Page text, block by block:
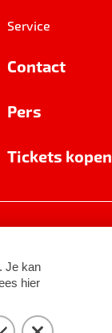
Service
Contact
Pers
Tickets kopen